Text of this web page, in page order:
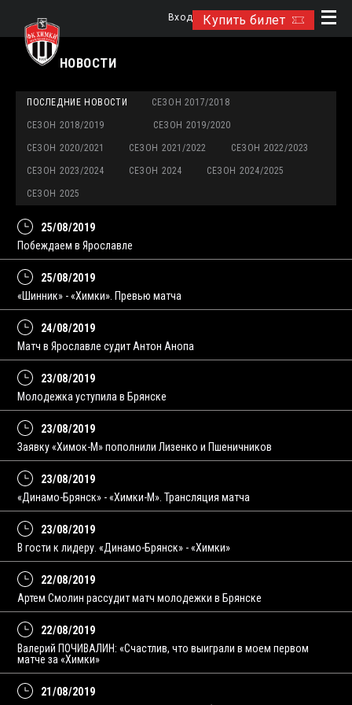
Купить билет
Вход
НОВОСТИ
ПОСЛЕДНИЕ НОВОСТИ СЕЗОН 2017/2018
СЕЗОН 2018/2019 СЕЗОН 2019/2020
СЕЗОН 2020/2021 СЕЗОН 2021/2022 СЕЗОН 2022/2023
СЕЗОН 2023/2024 СЕЗОН 2024 СЕЗОН 2024/2025
СЕЗОН 2025
25/08/2019
Побеждаем в Ярославле
25/08/2019
«Шинник» - «Химки». Превью матча
24/08/2019
Матч в Ярославле судит Антон Анопа
23/08/2019
Молодежка уступила в Брянске
23/08/2019
Заявку «Химок-М» пополнили Лизенко и Пшеничников
23/08/2019
«Динамо-Брянск» - «Химки-М». Трансляция матча
23/08/2019
В гости к лидеру. «Динамо-Брянск» - «Химки»
22/08/2019
Артем Смолин рассудит матч молодежки в Брянске
22/08/2019
Валерий ПОЧИВАЛИН: «Счастлив, что выиграли в моем первом
матче за «Химки»
21/08/2019